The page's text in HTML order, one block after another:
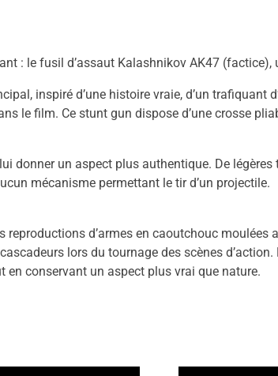
: le fusil d’assaut Kalashnikov AK47
inspiré d’une histoire vraie, d’un
le film. Ce stunt gun dispose d’une crosse
un aspect plus authentique. De
mécanisme permettant le tir d’un projectile.
d’armes en caoutchouc
lors du tournage des scènes
en conservant un aspect plus vrai que nature.